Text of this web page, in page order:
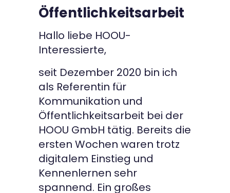
Öffentlichkeitsarbeit
Hallo liebe HOOU-
Interessierte,
seit Dezember 2020 bin ich
als Referentin für
Kommunikation und
Öffentlichkeitsarbeit bei der
HOOU GmbH tätig. Bereits die
ersten Wochen waren trotz
digitalem Einstieg und
Kennenlernen sehr
spannend. Ein großes